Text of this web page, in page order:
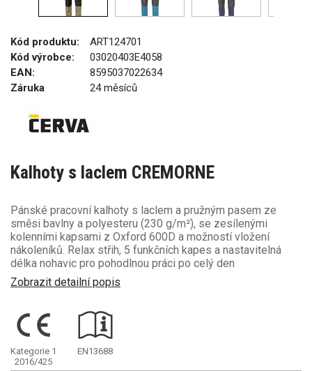
Kód produktu:
ART124701
Kód výrobce:
03020403E4058
EAN:
8595037022634
Záruka
24 měsíců
Kalhoty s laclem CREMORNE
Pánské pracovní kalhoty s laclem a pružným pasem ze
směsi bavlny a polyesteru (230 g/m²), se zesílenými
kolenními kapsami z Oxford 600D a možností vložení
nákoleníků. Relax střih, 5 funkčních kapes a nastavitelná
délka nohavic pro pohodlnou práci po celý den
Zobrazit detailní popis
Kategorie 1
2016/425
EN13688